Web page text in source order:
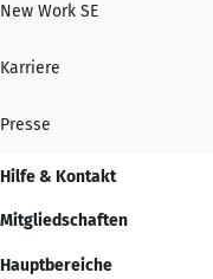
New Work SE
Karriere
Presse
Hilfe & Kontakt
Mitgliedschaften
Hauptbereiche